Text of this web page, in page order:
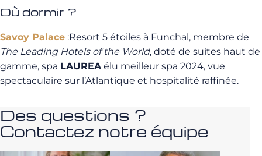
Où dormir ?
Savoy Palace :Resort 5 étoiles à Funchal, membre de
The Leading Hotels of the World, doté de suites haut de
gamme, spa LAUREAélu meilleur spa 2024, vue
spectaculaire sur l’Atlantique et hospitalité raffinée.
Des questions ?
Contactez notre équipe